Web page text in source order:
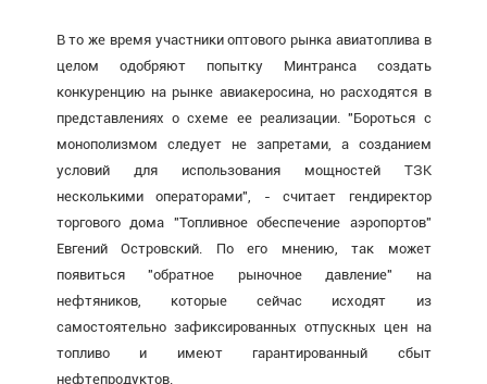
В то же время участники оптового рынка авиатоплива в
целом одобряют попытку Минтранса создать
конкуренцию на рынке авиакеросина, но расходятся в
представлениях о схеме ее реализации. "Бороться с
монополизмом следует не запретами, а созданием
условий для использования мощностей ТЗК
несколькими операторами", - считает гендиректор
торгового дома "Топливное обеспечение аэропортов"
Евгений Островский. По его мнению, так может
появиться "обратное рыночное давление" на
нефтяников, которые сейчас исходят из
самостоятельно зафиксированных отпускных цен на
топливо и имеют гарантированный сбыт
нефтепродуктов.